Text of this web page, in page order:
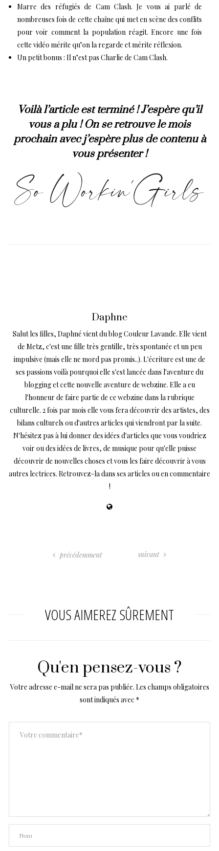
Marre des réfugiés de Cam Clash. Je vous ai parlé de
nombreuses fois de cette chaîne qui met en scène des conflits
pour voir comment la population réagit. Encore une fois
cette vidéo mérite qu’on la regarde et mérite réflexion.
Un petit bonus : Il n’est pas Charlie de Cam Clash.
Voilà l’article est terminé ! J’espère qu’il
vous a plu ! On se retrouve le mois
prochain avec j’espère plus de contenu à
vous présenter !
Daphne
Salut les filles, Daphné vient du blog Couleur Lavande. Elle vient
de Metz, c'est une fille très gentille, très spontanée et un peu
impulsive (mais elle ne mord pas promis..). L'écriture est une de
ses passions voilà pourquoi elle s'est lancée dans l'aventure du
blogging et cette nouvelle aventure de webzine. Elle a eu
l'honneur de faire partie de ce webzine dans la rubrique
culturelle. 2 fois par mois elle vous fera découvrir des artistes, des
bilans culturels ou d'autres articles qui viendront par la suite.
N'hésitez pas à lui donner des idées d'articles que vous voudriez
voir ou des idées de livres, de musique pour qu'elle puisse
découvrir de nouvelles choses et vous les faire découvrir à vous
autres lectrices. Retrouvez-la dans ses articles ou en commentaire
!
précédemment suivant
VOUS AIMEREZ SÛREMENT
Qu'en pensez-vous ?
Votre adresse e-mail ne sera pas publiée. Les champs obligatoires
sont indiqués avec *